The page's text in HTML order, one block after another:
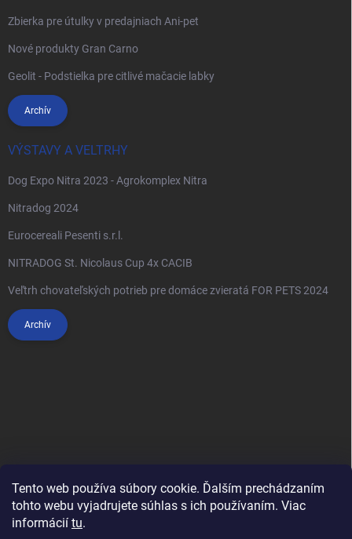
Tento web používa súbory cookie. Ďalším prechádzaním
tohto webu vyjadrujete súhlas s ich používaním. Viac
informácií tu.
Zbierka pre útulky v predajniach Ani-pet
Nové produkty Gran Carno
Geolit - Podstielka pre citlivé mačacie labky
Archív
VÝSTAVY A VELTRHY
Dog Expo Nitra 2023 - Agrokomplex Nitra
Nitradog 2024
Eurocereali Pesenti s.r.l.
NITRADOG St. Nicolaus Cup 4x CACIB
Veľtrh chovateľských potrieb pre domáce zvieratá FOR PETS 2024
Archív